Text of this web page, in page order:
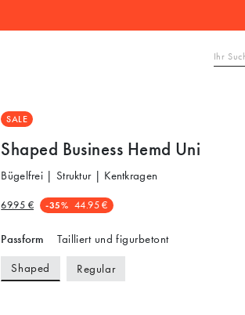
SALE
Shaped Business Hemd Uni
Bügelfrei | Struktur | Kentkragen
69.95 € -35% 44.95 €
Passform Tailliert und figurbetont
Shaped Regular